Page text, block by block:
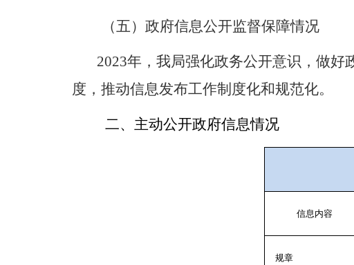
（五）政府信息公开监督保障情况
2023年，我局强化政务公开意识，做好
度，推动信息发布工作制度化和规范化。
二、主动公开政府信息情况
信息内容
规章